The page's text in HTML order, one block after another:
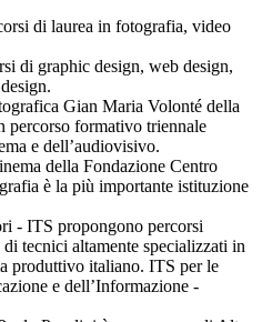
di laurea in fotografia, video
di graphic design, web design,
Gian Maria Volonté della
percorso formativo triennale
e dell’audiovisivo.
della Fondazione Centro
è la più importante istituzione
- ITS propongono percorsi
tecnici altamente specializzati in
produttivo italiano. ITS per le
e dell’Informazione -